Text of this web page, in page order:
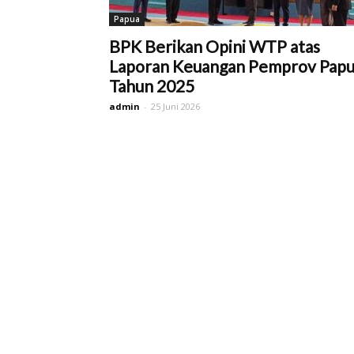
Papua
BPK Berikan Opini WTP atas
Laporan Keuangan Pemprov
Tahun 2025
admin - 25 Juni 2026